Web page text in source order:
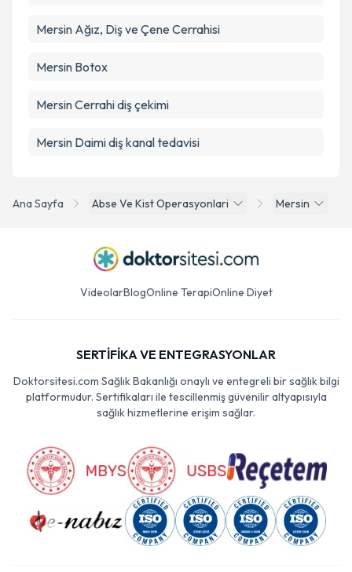
Ana Sayfa Abse Ve Kist Operasyonlari Mersin
Mersin Ağız, Diş ve Çene Cerrahisi
Mersin Botox
Mersin Cerrahi diş çekimi
Mersin Daimi diş kanal tedavisi
VideolarBlogOnline TerapiOnline Diyet
SERTİFİKA VE ENTEGRASYONLAR
Doktorsitesi.com Sağlık Bakanlığı onaylı ve entegreli bir sağlık bilgi
platformudur. Sertifikaları ile tescillenmiş güvenilir altyapısıyla
sağlık hizmetlerine erişim sağlar.